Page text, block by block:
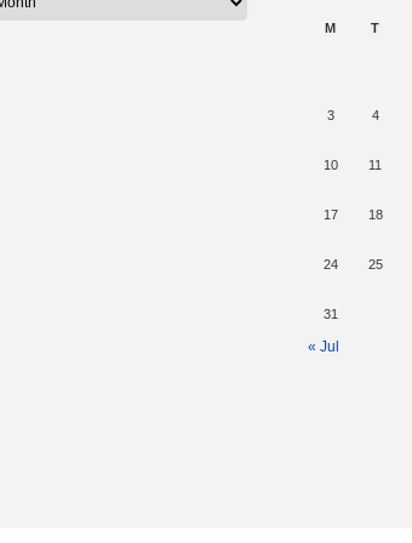
M
T
3 4
10 11
17 18
24 25
31
« Jul